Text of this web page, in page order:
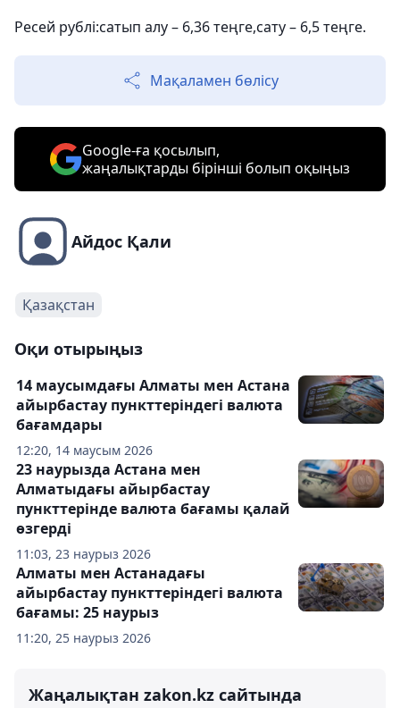
Ресей рублі:сатып алу – 6,36 теңге,сату – 6,5 теңге.
Мақаламен бөлісу
Google-ға қосылып,
жаңалықтарды бірінші болып оқыңыз
Айдос Қали
Қазақстан
Оқи отырыңыз
12:20, 14 маусым 2026
14 маусымдағы Алматы мен Астана
айырбастау пункттеріндегі валюта
бағамдары
11:03, 23 наурыз 2026
23 наурызда Астана мен
Алматыдағы айырбастау
пункттерінде валюта бағамы қалай
өзгерді
11:20, 25 наурыз 2026
Алматы мен Астанадағы
айырбастау пункттеріндегі валюта
бағамы: 25 наурыз
Жаңалықтан zakon.kz сайтында